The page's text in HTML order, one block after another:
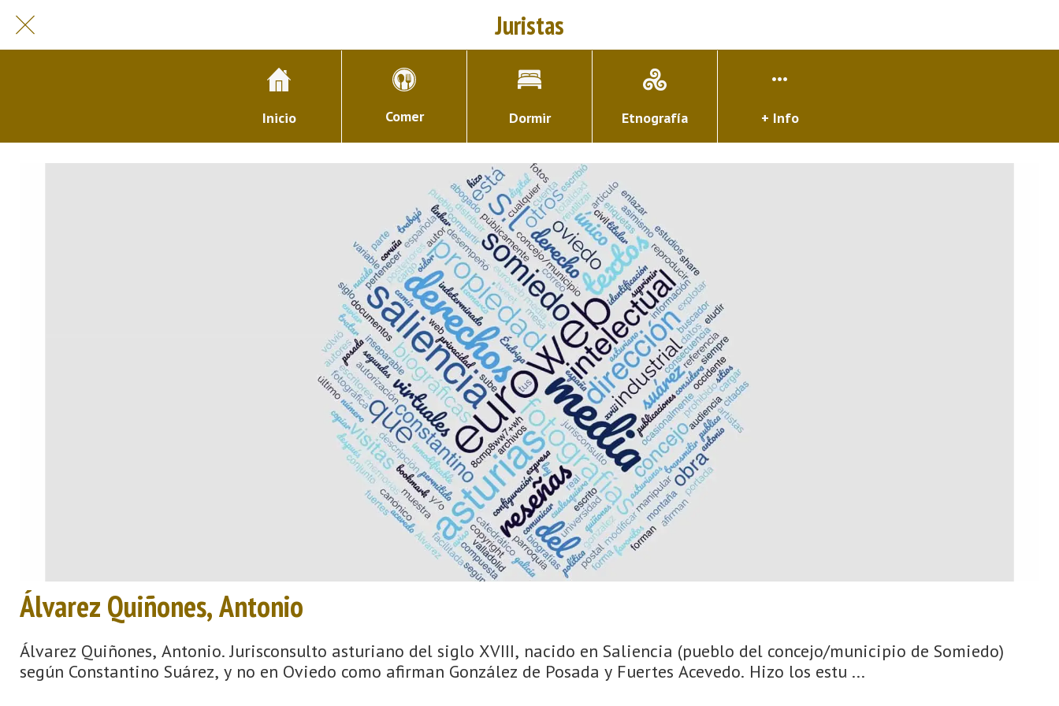
Juristas
Inicio Comer Dormir Etnografía + Info
Álvarez Quiñones, Antonio
Álvarez Quiñones, Antonio. Jurisconsulto asturiano del siglo XVIII, nacido en Saliencia (pueblo del concejo/municipio de Somiedo)
según Constantino Suárez, y no en Oviedo como afirman González de Posada y Fuertes Acevedo. Hizo los estu ...